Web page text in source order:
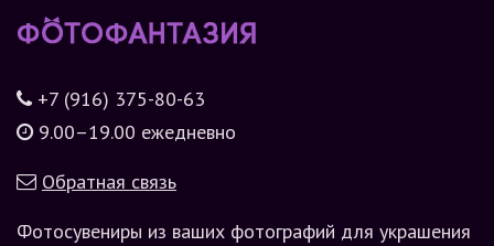
+7 (916) 375-80-63
9.00–19.00 ежедневно
Обратная связь
Фотосувениры из ваших фотографий для украшения